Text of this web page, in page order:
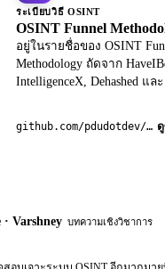
ระเบียบวิธี OSINT
OSINT Funnel
อยู่ในรายชื่อของ OSINT
Methodology ถัดจาก
IntelligenceX, Dehashed และ
github.com/pdudotdev/ofm
Varshney บทความเชิงวิชาการ